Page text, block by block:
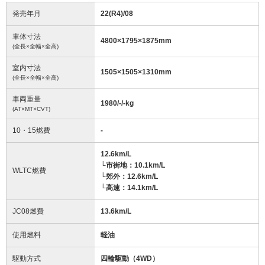
発売年月 22(R4)/08
車体寸法
(全長×全幅×全高)
4800×1795×1875mm
室内寸法
(全長×全幅×全高)
1505×1505×1310mm
車両重量
(AT×MT×CVT)
1980/-/-kg
10・15燃費 -
WLTC燃費
12.6km/L
└市街地：10.1km/L
└郊外：12.6km/L
└高速：14.1km/L
JC08燃費 13.6km/L
使用燃料 軽油
駆動方式 四輪駆動（4WD）